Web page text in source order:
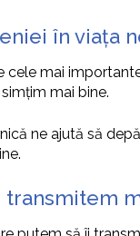
în viața
cele mai
mai bine.
ne ajută să
transmitem